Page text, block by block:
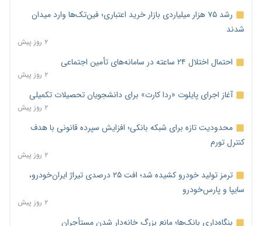
رشد ۷۵ هزار میلیاردی بازار خرید اعتباری؛ فین‌تک‌ها وارد میدان
شدند
۲ روز پیش
احتمال اختلال ۲۴ ساعته در سامانه‌های تأمین اجتماعی
۲ روز پیش
آغاز اجرای پایلوت «ردا کارت» برای دانشجویان تحصیلات تکمیلی
۲ روز پیش
محدودیت تازه برای شبکه بانکی؛ افزایش سپرده قانونی با هدف
کنترل تورم
۲ روز پیش
ترمز تولید خودرو کشیده شد؛ افت ۲۵ درصدی تیراژ ایران‌خودرو،
سایپا و پارس‌خودرو
۲ روز پیش
بنگاه‌داری بانک‌ها؛ مانع بزرگ خانه‌دار شدن مستأجران